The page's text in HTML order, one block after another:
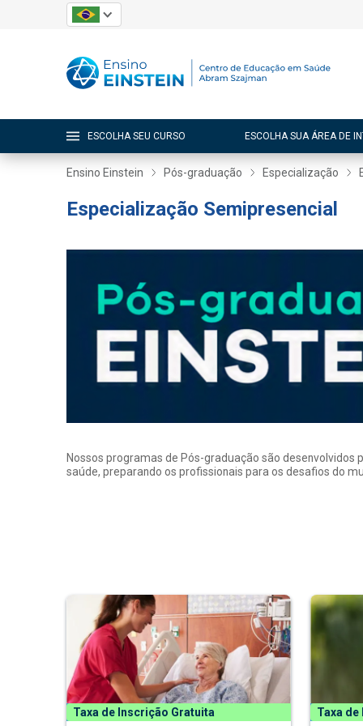
ESCOLHA SEU CURSO ESCOLHA SUA ÁREA DE
Ensino Einstein Pós-graduação Especialização
Especialização Semipresencial
Nossos programas de Pós-graduação são desenvolvidos
saúde, preparando os profissionais para os desafios do
Taxa de Inscrição Gratuita Taxa